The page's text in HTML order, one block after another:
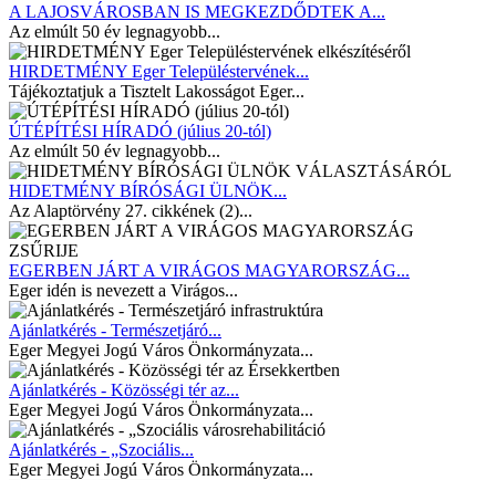
A LAJOSVÁROSBAN IS MEGKEZDŐDTEK A...
Az elmúlt 50 év legnagyobb...
HIRDETMÉNY Eger Településtervének...
Tájékoztatjuk a Tisztelt Lakosságot Eger...
ÚTÉPÍTÉSI HÍRADÓ (július 20-tól)
Az elmúlt 50 év legnagyobb...
HIDETMÉNY BÍRÓSÁGI ÜLNÖK...
Az Alaptörvény 27. cikkének (2)...
EGERBEN JÁRT A VIRÁGOS MAGYARORSZÁG...
Eger idén is nevezett a Virágos...
Ajánlatkérés - Természetjáró...
Eger Megyei Jogú Város Önkormányzata...
Ajánlatkérés - Közösségi tér az...
Eger Megyei Jogú Város Önkormányzata...
Ajánlatkérés - „Szociális...
Eger Megyei Jogú Város Önkormányzata...